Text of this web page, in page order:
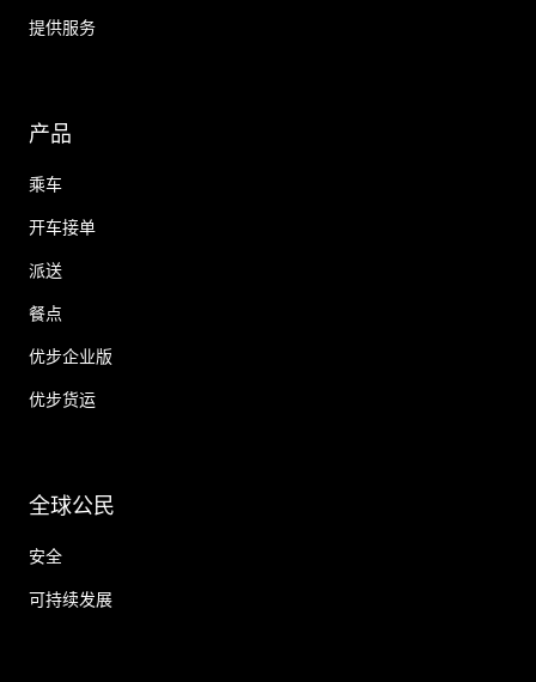
提供服务
产品
乘车
开车接单
派送
餐点
优步企业版
优步货运
全球公民
安全
可持续发展